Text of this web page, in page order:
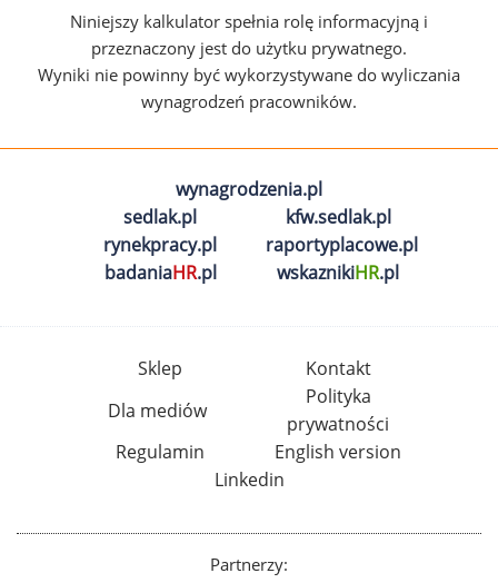
Niniejszy kalkulator spełnia rolę informacyjną i
przeznaczony jest do użytku prywatnego.
Wyniki nie powinny być wykorzystywane do wyliczania
wynagrodzeń pracowników.
wynagrodzenia.pl
sedlak.pl
kfw.sedlak.pl
rynekpracy.pl
raportyplacowe.pl
badaniaHR.pl wskaznikiHR.pl
Sklep
Kontakt
Dla mediów
Polityka
prywatności
Regulamin
English version
Linkedin
Partnerzy: